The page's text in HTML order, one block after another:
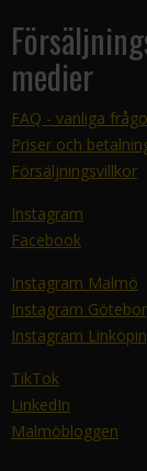
medier
FAQ - vanliga
Priser och
Försäljningsvillkor
Instagram
Facebook
Instagram Malmö
Instagram
Instagram
TikTok
LinkedIn
Malmöbloggen